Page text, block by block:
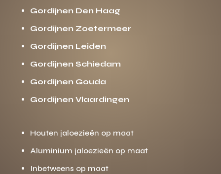
Gordijnen Den Haag
Gordijnen Zoetermeer
Gordijnen Leiden
Gordijnen Schiedam
Gordijnen Gouda
Gordijnen Vlaardingen
Houten jaloezieën op maat
Aluminium jaloezieën op maat
Inbetweens op maat